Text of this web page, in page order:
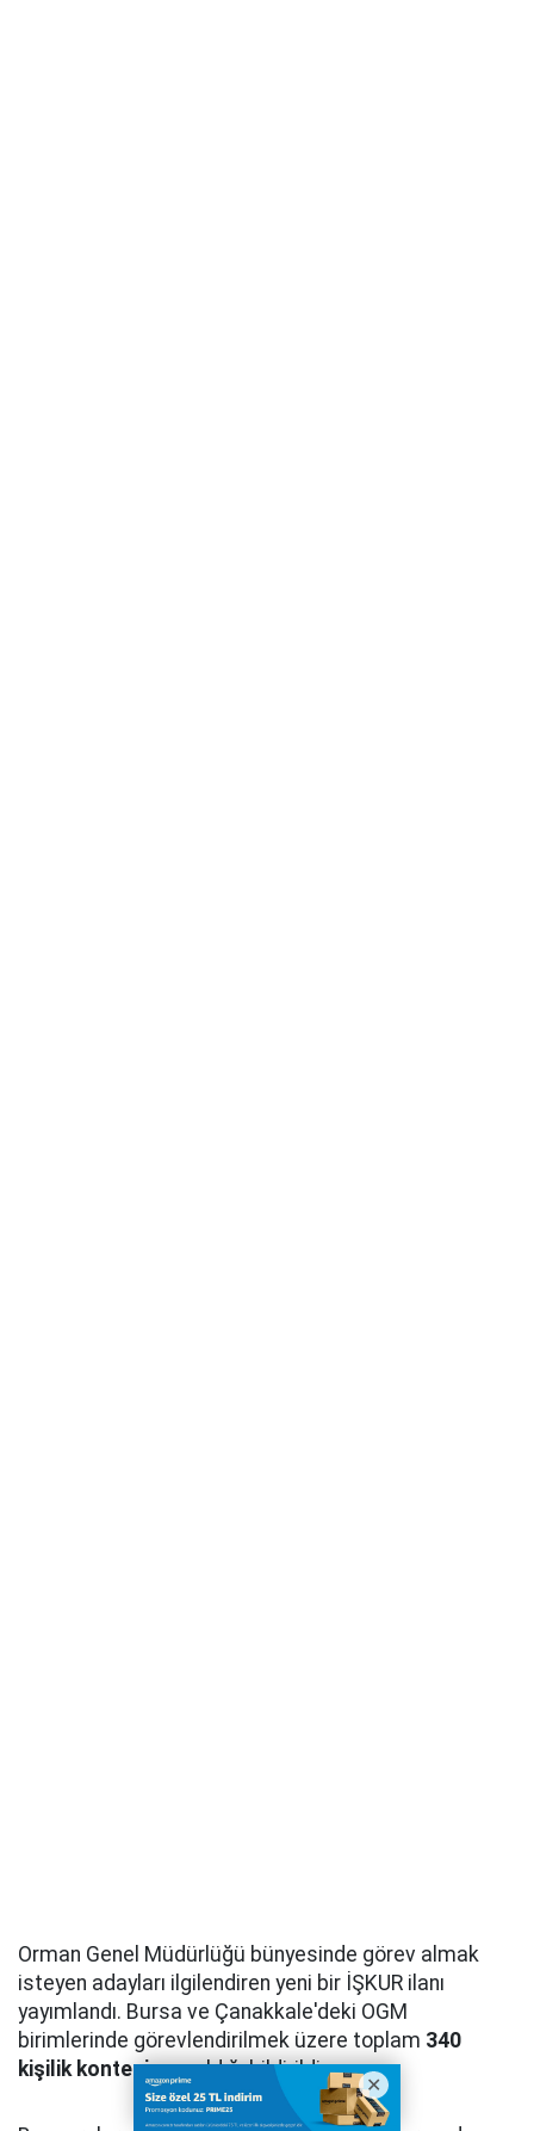
Orman Genel Müdürlüğü bünyesinde görev almak
isteyen adayları ilgilendiren yeni bir İŞKUR ilanı
yayımlandı. Bursa ve Çanakkale'deki OGM
birimlerinde görevlendirilmek üzere toplam 340
kişilik kontenjanaçıldığı bildirildi.